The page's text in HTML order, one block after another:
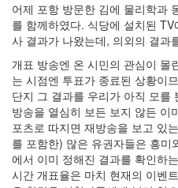
어제 포항 방문한 김에 물리학과
를 함께하였다. 식당에 설치된
사 결과가 나왔는데, 의외의 결과
개표 방송엔 온 시민의 관심이 몰
는 시점엔 투표가 종료된 상황이
단지 그 결과를 우리가 아직 모를
방송을 열심히 보든 보지 않든 이
포츠로 따지면 재방송을 보고 있
를 포함한) 많은 유권자들은 흥미
에서 이미 정해진 결과를 확인하
시간 개표율은 마치 현재의 이벤
불
효
몇
가
지
계
획
(1)
CODE
keyboard
MX
clear